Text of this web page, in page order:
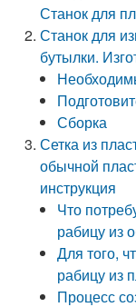
Станок для
Станок для
бутылки.
Сборка
Сетка из
обычной
инструкция
Что
рабицу из
Для того,
рабицу из
Процесс